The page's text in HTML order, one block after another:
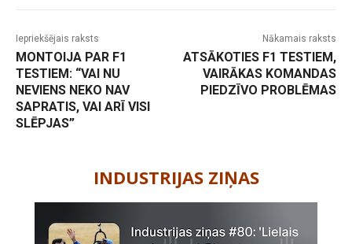
Iepriekšējais raksts
MONTOIJA PAR F1
TESTIEM: “VAI NU
NEVIENS NEKO NAV
SAPRATIS, VAI ARĪ VISI
SLĒPJAS”
Nākamais raksts
ATSĀKOTIES F1 TESTIEM,
VAIRĀKAS KOMANDAS
PIEDZĪVO PROBLĒMAS
INDUSTRIJAS ZIŅAS